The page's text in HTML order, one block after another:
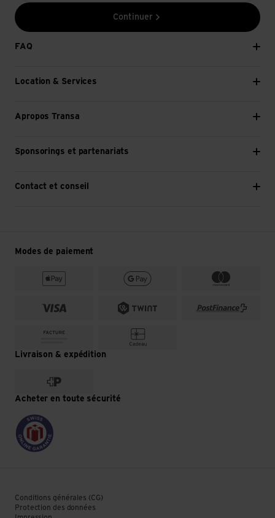
Continuer
FAQ
Location & Services
Apropos Transa
Sponsorings et partenariats
Contact et conseil
Modes de paiement
Livraison & expédition
Acheter en toute sécurité
Conditions générales (CG)
Protection des données